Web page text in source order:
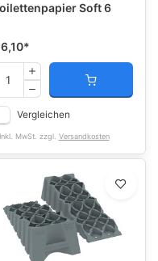
Soft 6
*
Vergleichen
MwSt. zzgl. Versandkosten